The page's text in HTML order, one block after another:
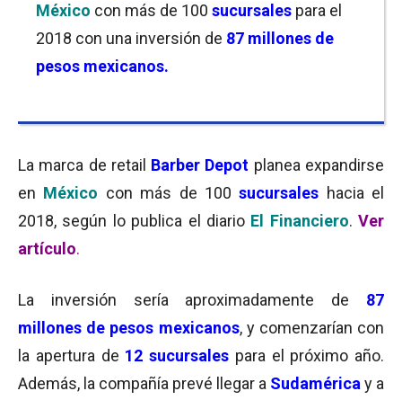
México con más de 100 sucursales para el
2018 con una inversión de 87 millones de
pesos mexicanos.
La marca de retail Barber Depot planea expandirse
en México con más de 100sucursales hacia el
2018, según lo publica el diario El Financiero. Ver
artículo.
La inversión sería aproximadamente de 87
millones de pesos mexicanos, y comenzarían con
la apertura de 12 sucursales para el próximo año.
Además, la compañía prevé llegar a Sudamérica y a